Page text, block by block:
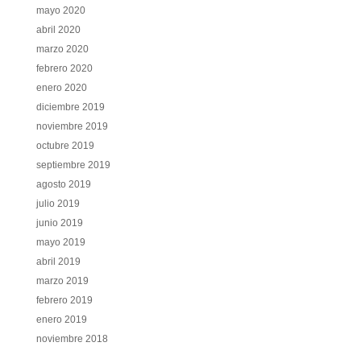
mayo 2020
abril 2020
marzo 2020
febrero 2020
enero 2020
diciembre 2019
noviembre 2019
octubre 2019
septiembre 2019
agosto 2019
julio 2019
junio 2019
mayo 2019
abril 2019
marzo 2019
febrero 2019
enero 2019
noviembre 2018